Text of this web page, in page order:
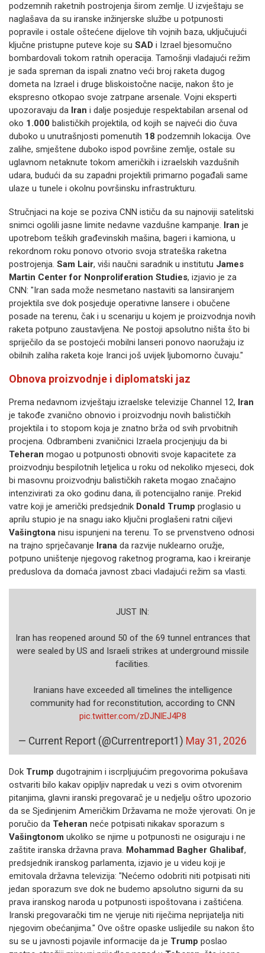
podzemnih raketnih postrojenja širom zemlje. U izvještaju se
naglašava da su iranske inžinjerske službe u potpunosti
popravile i ostale oštećene dijelove tih vojnih baza, uključujući
ključne pristupne puteve koje su SAD i Izrael bjesomučno
bombardovali tokom ratnih operacija. Tamošnji vladajući režim
je sada spreman da ispali znatno veći broj raketa dugog
dometa na Izrael i druge bliskoistočne nacije, nakon što je
ekspresno otkopao svoje zatrpane arsenale. Vojni eksperti
upozoravaju da Iran i dalje posjeduje respektabilan arsenal od
oko 1.000 balističkih projektila, od kojih se najveći dio čuva
duboko u unutrašnjosti pomenutih 18 podzemnih lokacija. Ove
zalihe, smještene duboko ispod površine zemlje, ostale su
uglavnom netaknute tokom američkih i izraelskih vazdušnih
udara, budući da su zapadni projektili primarno pogađali same
ulaze u tunele i okolnu površinsku infrastrukturu.
Stručnjaci na koje se poziva CNN ističu da su najnoviji satelitski
snimci ogolili jasne limite nedavne vazdušne kampanje. Iran je
upotrebom teških građevinskih mašina, bageri i kamiona, u
rekordnom roku ponovo otvorio svoja strateška raketna
postrojenja. Sam Lair, viši naučni saradnik u institutu James
Martin Center for Nonproliferation Studies, izjavio je za
CNN: "Iran sada može nesmetano nastaviti sa lansiranjem
projektila sve dok posjeduje operativne lansere i obučene
posade na terenu, čak i u scenariju u kojem je proizvodnja novih
raketa potpuno zaustavljena. Ne postoji apsolutno ništa što bi
spriječilo da se postojeći mobilni lanseri ponovo naoružaju iz
obilnih zaliha raketa koje Iranci još uvijek ljubomorno čuvaju."
Obnova proizvodnje i diplomatski jaz
Prema nedavnom izvještaju izraelske televizije Channel 12, Iran
je takođe zvanično obnovio i proizvodnju novih balističkih
projektila i to stopom koja je znatno brža od svih prvobitnih
procjena. Odbrambeni zvaničnici Izraela procjenjuju da bi
Teheran mogao u potpunosti obnoviti svoje kapacitete za
proizvodnju bespilotnih letjelica u roku od nekoliko mjeseci, dok
bi masovnu proizvodnju balističkih raketa mogao značajno
intenzivirati za oko godinu dana, ili potencijalno ranije. Prekid
vatre koji je američki predsjednik Donald Trump proglasio u
aprilu stupio je na snagu iako ključni proglašeni ratni ciljevi
Vašingtona nisu ispunjeni na terenu. To se prvenstveno odnosi
na trajno sprječavanje Irana da razvije nuklearno oružje,
potpuno uništenje njegovog raketnog programa, kao i kreiranje
preduslova da domaća javnost zbaci vladajući režim sa vlasti.
JUST IN:
Iran has reopened around 50 of the 69 tunnel entrances that
were sealed by US and Israeli strikes at underground missile
facilities.
Iranians have exceeded all timelines the intelligence
community had for reconstitution, according to CNN
pic.twitter.com/zDJNlEJ4P8
— Current Report (@Currentreport1) May 31, 2026
Dok Trump dugotrajnim i iscrpljujućim pregovorima pokušava
ostvariti bilo kakav opipljiv napredak u vezi s ovim otvorenim
pitanjima, glavni iranski pregovarač je u nedjelju oštro upozorio
da se Sjedinjenim Američkim Državama ne može vjerovati. On je
poručio da Teheran neće potpisati nikakav sporazum s
Vašingtonom ukoliko se njime u potpunosti ne osiguraju i ne
zaštite iranska državna prava. Mohammad Bagher Ghalibaf,
predsjednik iranskog parlamenta, izjavio je u videu koji je
emitovala državna televizija: "Nećemo odobriti niti potpisati niti
jedan sporazum sve dok ne budemo apsolutno sigurni da su
prava iranskog naroda u potpunosti ispoštovana i zaštićena.
Iranski pregovarački tim ne vjeruje niti riječima neprijatelja niti
njegovim obećanjima." Ove oštre opaske uslijedile su nakon što
su se u javnosti pojavile informacije da je Trump poslao